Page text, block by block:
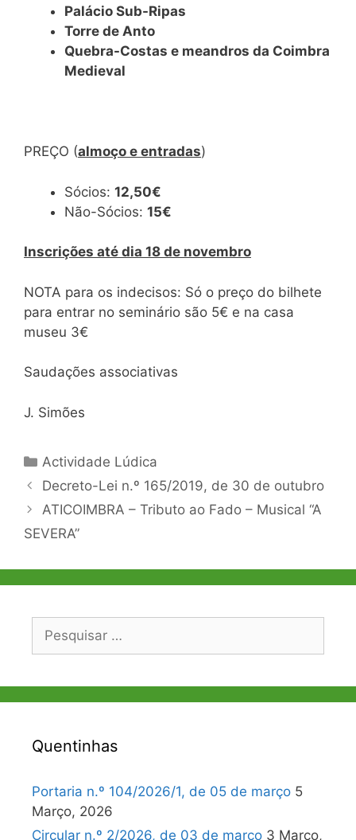
Palácio Sub-Ripas
Torre de Anto
Quebra-Costas e meandros da Coimbra
Medieval
PREÇO (almoço e entradas)
Sócios: 12,50€
Não-Sócios: 15€
Inscrições até dia 18 de novembro
NOTA para os indecisos: Só o preço do bilhete
para entrar no seminário são 5€ e na casa
museu 3€
Saudações associativas
J. Simões
Categorias
Actividade Lúdica
Navegação
de
Decreto-Lei n.º 165/2019, de 30 de outubro
ATICOIMBRA – Tributo ao Fado – Musical “A
SEVERA”
por:
Quentinhas
Portaria n.º 104/2026/1, de 05 de março 5
Março, 2026
Circular n.º 2/2026, de 03 de março 3 Março,